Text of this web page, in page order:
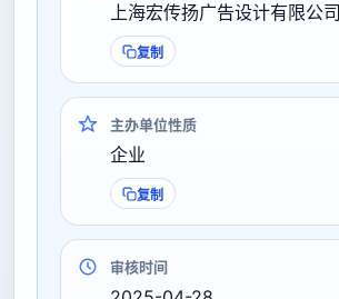
上海宏传扬广告设计有限公司
复制
主办单位性质
企业
复制
审核时间